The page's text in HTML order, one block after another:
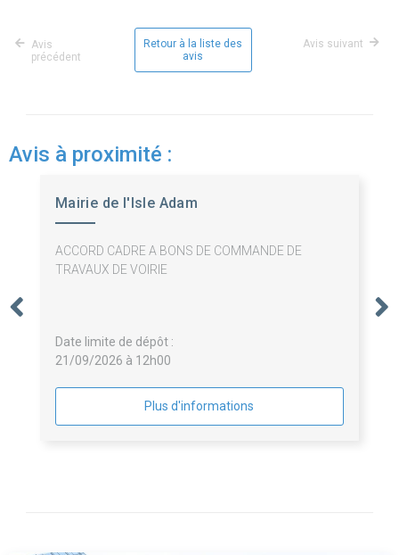
Avis
précédent
Retour à la liste des
avis
Avis suivant
Avis à proximité :
Mairie de l'Isle Adam
ACCORD CADRE A BONS DE COMMANDE DE
TRAVAUX DE VOIRIE
Date limite de dépôt :
21/09/2026 à 12h00
Plus d'informations